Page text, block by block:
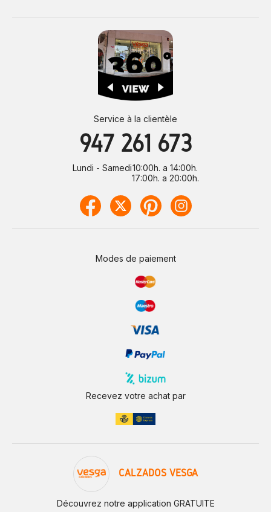
Service à la clientèle
947 261 673
Lundi - Samedi10:00h. a 14:00h.
17:00h. a 20:00h.
Modes de paiement
Recevez votre achat par
CALZADOS VESGA
Découvrez notre application GRATUITE